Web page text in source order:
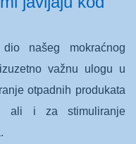
našeg mokraćnog
važnu ulogu u
otpadnih produkata
ali i za stimuliranje